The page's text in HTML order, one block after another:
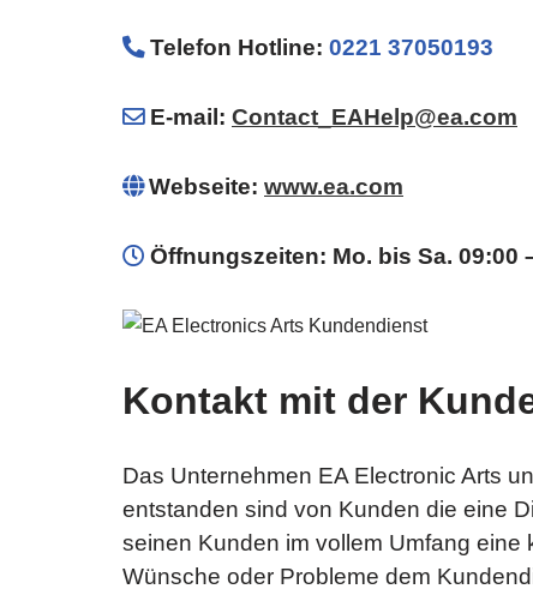
Telefon Hotline: 0221 37050193
E-mail: Contact_EAHelp@ea.com
Webseite: www.ea.com
Öffnungszeiten: Mo. bis Sa. 09:00
Kontakt mit der
Das Unternehmen EA Electronic Arts
entstanden sind von Kunden die eine
seinen Kunden im vollem Umfang
Wünsche oder Probleme dem